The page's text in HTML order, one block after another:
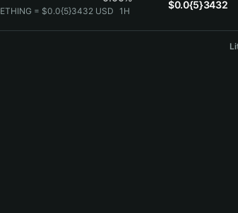
= $0.0{5}3432 USD 1H
$0.0{5}3432